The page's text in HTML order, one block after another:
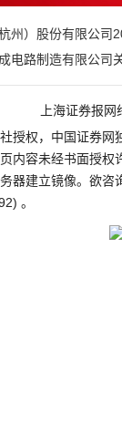
州）股份有限公司
电路制造有限公司
上海证券报
授权，中国证券网
内容未经书面授权
器建立镜像。欲咨
。